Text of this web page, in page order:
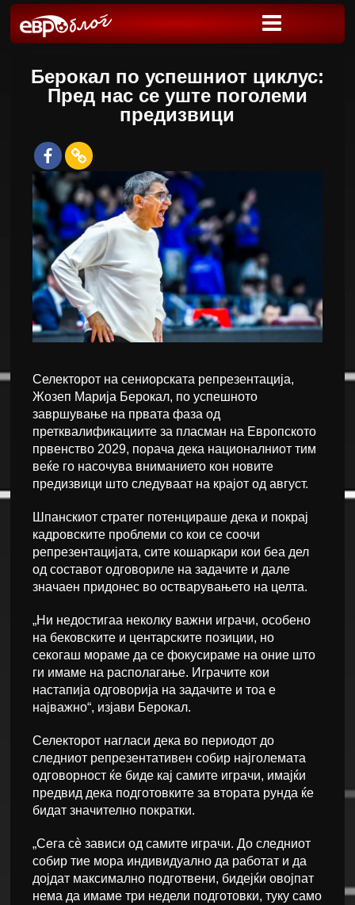
Берокал по успешниот циклус:
Пред нас се уште поголеми
предизвици
Селекторот на сениорската репрезентација,
Жозеп Марија Берокал, по успешното
завршување на првата фаза од
претквалификациите за пласман на Европското
првенство 2029, порача дека националниот тим
веќе го насочува вниманието кон новите
предизвици што следуваат на крајот од август.
Шпанскиот стратег потенцираше дека и покрај
кадровските проблеми со кои се соочи
репрезентацијата, сите кошаркари кои беа дел
од составот одговориле на задачите и дале
значаен придонес во остварувањето на целта.
„Ни недостигаа неколку важни играчи, особено
на бековските и центарските позиции, но
секогаш мораме да се фокусираме на оние што
ги имаме на располагање. Играчите кои
настапија одговорија на задачите и тоа е
најважно“, изјави Берокал.
Селекторот нагласи дека во периодот до
следниот репрезентативен собир најголемата
одговорност ќе биде кај самите играчи, имајќи
предвид дека подготовките за втората рунда ќе
бидат значително пократки.
„Сега сè зависи од самите играчи. До следниот
собир тие мора индивидуално да работат и да
дојдат максимално подготвени, бидејќи овојпат
нема да имаме три недели подготовки, туку само